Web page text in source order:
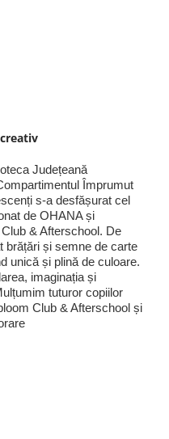
Județeană
Împrumut
s-a desfășurat cel
de OHANA și
& Afterschool. De
brățări și semne de carte
unică și plină de culoare.
imaginația și
tuturor copiilor
Club & Afterschool și